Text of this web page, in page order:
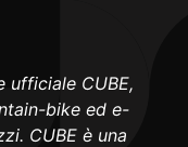
ufficiale CUBE,
bike ed e-
CUBE è una